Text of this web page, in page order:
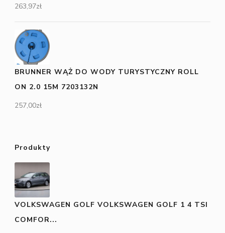
263,97zł
BRUNNER WĄŻ DO WODY TURYSTYCZNY ROLL
ON 2.0 15M 7203132N
257,00zł
Produkty
VOLKSWAGEN GOLF VOLKSWAGEN GOLF 1 4 TSI
COMFOR...